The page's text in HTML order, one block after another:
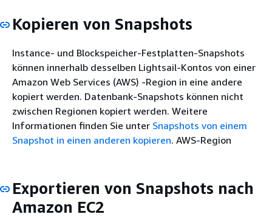
Kopieren von Snapshots
Instance- und Blockspeicher-Festplatten-Snapshots
können innerhalb desselben Lightsail-Kontos von einer
Amazon Web Services (AWS) -Region in eine andere
kopiert werden. Datenbank-Snapshots können nicht
zwischen Regionen kopiert werden. Weitere
Informationen finden Sie unter Snapshots von einem
Snapshot in einen anderen kopieren. AWS-Region
Exportieren von Snapshots nach
Amazon EC2